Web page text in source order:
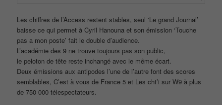
Les chiffres de l’Access restent stables, seul ‘Le grand Journal’
baisse ce qui permet à Cyril Hanouna et son émission ‘Touche
pas a mon poste’ fait le double d’audience.
L’académie des 9 ne trouve toujours pas son public,
le peloton de tête reste inchangé avec le même écart.
Deux émissions aux antipodes l’une de l’autre font des scores
semblables, C’est à vous de France 5 et Les cht’i sur W9 à plus
de 750 000 télespectateurs.